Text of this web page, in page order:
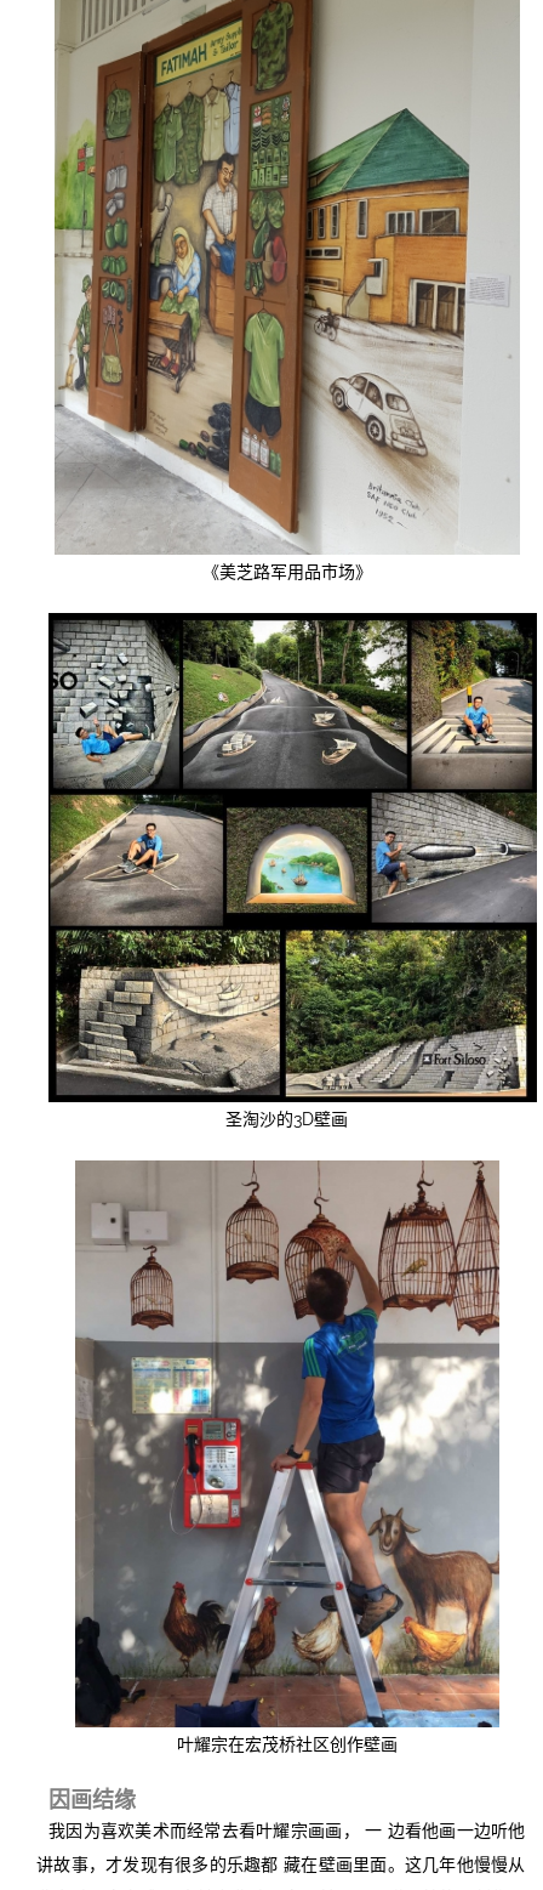
《美芝路军用品市场》
圣淘沙的3D壁画
叶耀宗在宏茂桥社区创作壁画
因画结缘
我因为喜欢美术而经常去看叶耀宗画画， 一 边看他画一边听他
讲故事，才发现有很多的乐趣都 藏在壁画里面。这几年他慢慢从